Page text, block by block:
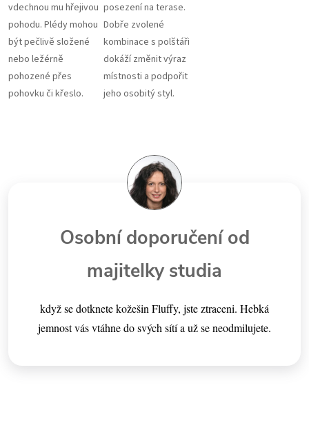
vdechnou mu hřejivou
pohodu. Plédy mohou
být pečlivě složené
nebo ležérně
pohozené přes
pohovku či křeslo.
posezení na terase.
Dobře zvolené
kombinace s polštáři
dokáží změnit výraz
místnosti a podpořit
jeho osobitý styl.
Osobní doporučení od
majitelky studia
když se dotknete kožešin Fluffy, jste ztraceni. Hebká
jemnost vás vtáhne do svých sítí a už se neodmilujete.